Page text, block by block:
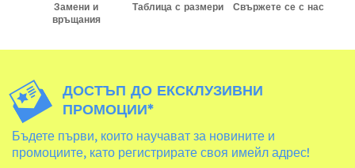
Замени и
връщания
Таблица с размери Свържете се с нас
ДОСТЪП ДО ЕКСКЛУЗИВНИ
ПРОМОЦИИ*
Бъдете първи, които научават за новините и
промоциите, като регистрирате своя имейл адрес!